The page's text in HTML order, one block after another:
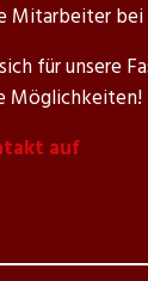
Mitarbeiter bei
für unsere
Möglichkeiten!
auf